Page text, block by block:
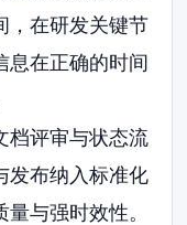
，在研发关键节
息在正确的时间
档评审与状态流
发布纳入标准化
与强时效性。